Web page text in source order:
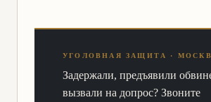
УГОЛОВНАЯ ЗАЩИТА ·
Задержали, предъявили
вызвали на допрос? Звоните